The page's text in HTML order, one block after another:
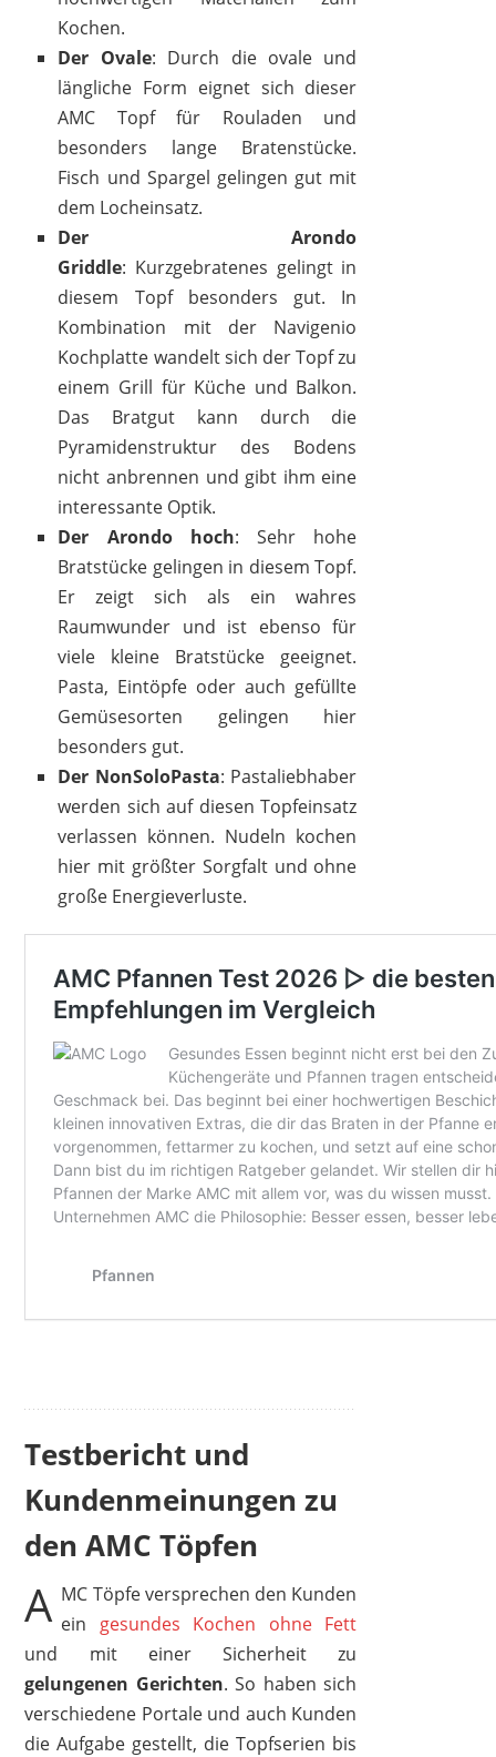
Kochen.
Der Ovale: Durch die ovale und
längliche Form eignet sich dieser
AMC Topf für Rouladen und
besonders lange Bratenstücke.
Fisch und Spargel gelingen gut mit
dem Locheinsatz.
Der Arondo
Griddle: Kurzgebratenes gelingt in
diesem Topf besonders gut. In
Kombination mit der Navigenio
Kochplatte wandelt sich der Topf zu
einem Grill für Küche und Balkon.
Das Bratgut kann durch die
Pyramidenstruktur des Bodens
nicht anbrennen und gibt ihm eine
interessante Optik.
Der Arondo hoch: Sehr hohe
Bratstücke gelingen in diesem Topf.
Er zeigt sich als ein wahres
Raumwunder und ist ebenso für
viele kleine Bratstücke geeignet.
Pasta, Eintöpfe oder auch gefüllte
Gemüsesorten gelingen hier
besonders gut.
Der NonSoloPasta: Pastaliebhaber
werden sich auf diesen Topfeinsatz
verlassen können. Nudeln kochen
hier mit größter Sorgfalt und ohne
große Energieverluste.
Testbericht und
Kundenmeinungen zu
den AMC Töpfen
A MC Töpfe versprechen den Kunden
ein gesundes Kochen ohne Fett
und mit einer Sicherheit zu
gelungenen Gerichten. So haben sich
verschiedene Portale und auch Kunden
die Aufgabe gestellt, die Topfserien bis